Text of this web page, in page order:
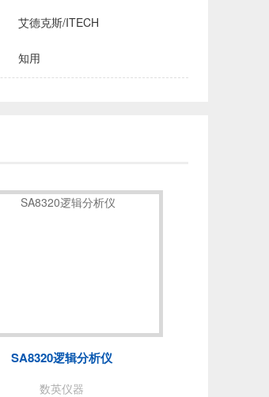
艾德克斯/ITECH
知用
稳科/WAYNE KERR
费思泰克
SA8320逻辑分析仪
数英仪器